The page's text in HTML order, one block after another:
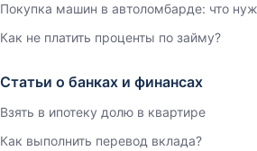
Покупка машин в автоломбарде: что
Как не платить проценты по займу?
Статьи о банках и финансах
Взять в ипотеку долю в квартире
Как выполнить перевод вклада?